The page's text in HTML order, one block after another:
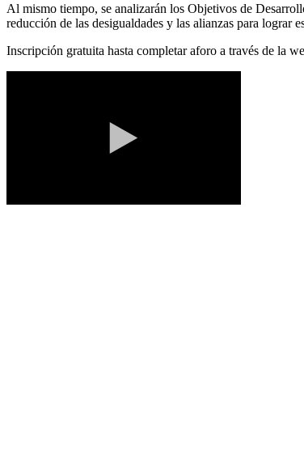
Al mismo tiempo, se analizarán los Objetivos de
reducción de las desigualdades y las alianzas para lograr
Inscripción gratuita hasta completar aforo a través de la